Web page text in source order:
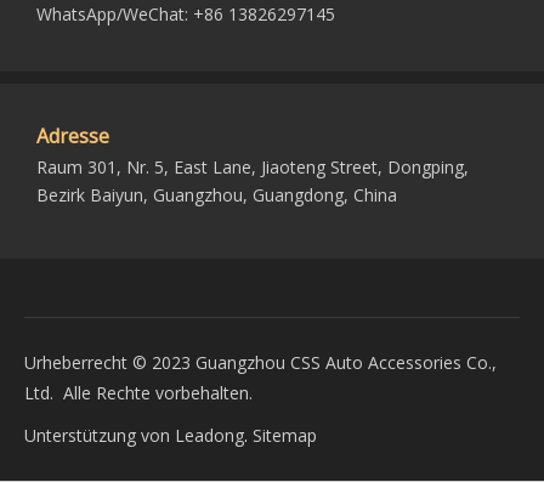
WhatsApp/WeChat: +86 13826297145
Adresse
Raum 301, Nr. 5, East Lane, Jiaoteng Street, Dongping,
Bezirk Baiyun, Guangzhou, Guangdong, China
Urheberrecht © 2023 Guangzhou CSS Auto Accessories Co.,
Ltd. Alle Rechte vorbehalten.
Unterstützung von Leadong. Sitemap